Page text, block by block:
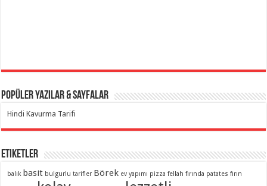
Popüler Yazılar & Sayfalar
Hindi Kavurma Tarifi
Etiketler
balık basit bulgurlu tarifler Börek ev yapımı pizza fellah fırında patates fırın